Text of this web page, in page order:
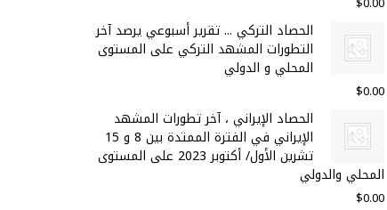
الحصاد التركي ... تقرير أسبوعي يرصد آخر
التطورات المشهد التركي على المستوى
المحلي و الدولي
$0.00
الحصاد الإيراني ، آخر تطورات المشهد
الإيراني في الفترة الممتدة بين 8 و 15
تشرين الأول/ أكتوبر 2023 على المستوى
المحلي والدولي
$0.00